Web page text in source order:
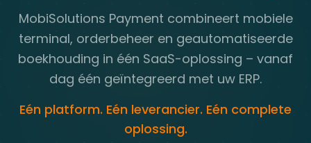
MobiSolutions Payment combineert mobiele
terminal, orderbeheer en geautomatiseerde
boekhouding in één SaaS-oplossing – vanaf
dag één geïntegreerd met uw ERP.
Eén platform. Eén leverancier. Eén complete
oplossing.